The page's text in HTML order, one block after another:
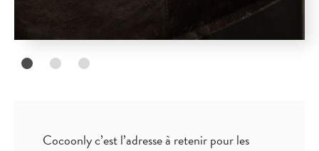
Cocoonly c’est l’adresse à retenir pour les